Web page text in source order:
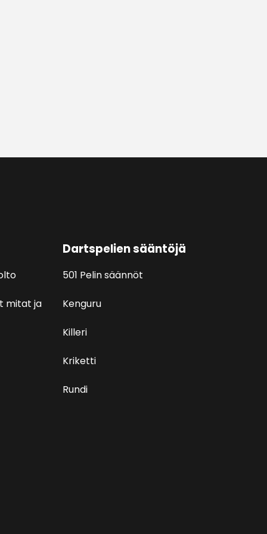
mitat ja
Dartspelien sääntöjä
501 Pelin säännöt
Kenguru
Killeri
Kriketti
Rundi